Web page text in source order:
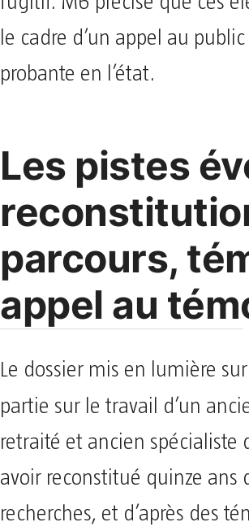
le cadre d’un appel au
probante en l’état.
Les pistes
parcours,
appel au
Le dossier mis en lumière
partie sur le travail d’un
retraité et ancien spécialiste
avoir reconstitué quinze ans
recherches, et d’après des